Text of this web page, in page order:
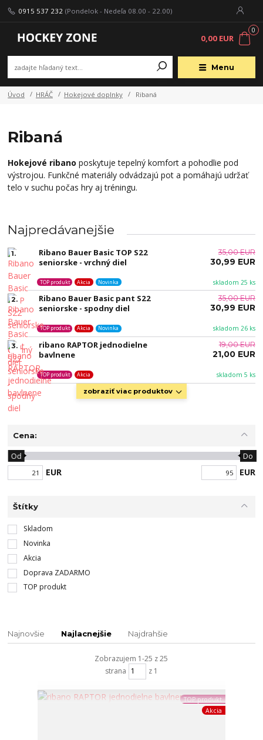
Menu
0915 537 232 (Pondelok - Nedeľa 08.00 - 22.00)
0
0,00 EUR
Úvod HRÁČ Hokejové doplnky Ribaná
Ribaná
Hokejové ribano poskytuje tepelný komfort a pohodlie pod
výstrojou. Funkčné materiály odvádzajú pot a pomáhajú udržať
telo v suchu počas hry aj tréningu.
Najpredávanejšie
1.
Ribano Bauer Basic TOP S22
seniorske - vrchný diel
skladom 25 ks
TOP produkt Akcia Novinka
35,00 EUR
30,99 EUR
2.
Ribano Bauer Basic pant S22
seniorske - spodny diel
skladom 26 ks
TOP produkt Akcia Novinka
35,00 EUR
30,99 EUR
3.
ribano RAPTOR jednodielne
bavlnene
skladom 5 ks
TOP produkt Akcia
19,00 EUR
21,00 EUR
zobraziť viac produktov
Cena:
EUR
Od Do
EUR
Štítky
Skladom
Novinka
Akcia
Doprava ZADARMO
TOP produkt
Najnovšie Najlacnejšie Najdrahšie
Zobrazujem 1-25 z 25
strana
z 1
TOP produkt
Akcia